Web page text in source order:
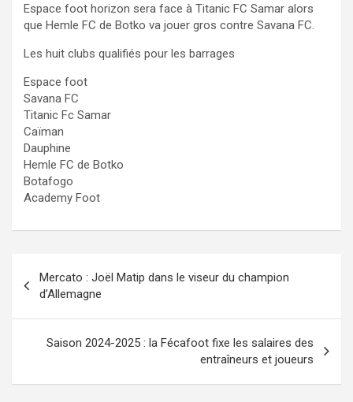
Espace foot horizon sera face à Titanic FC Samar alors
que Hemle FC de Botko va jouer gros contre Savana FC.
Les huit clubs qualifiés pour les barrages
Espace foot
Savana FC
Titanic Fc Samar
Caïman
Dauphine
Hemle FC de Botko
Botafogo
Academy Foot
de
l’article
Mercato : Joël Matip dans le viseur du champion
d’Allemagne
Saison 2024-2025 : la Fécafoot fixe les salaires des
entraîneurs et joueurs